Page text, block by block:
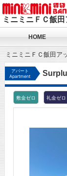
ミニミニＦＣ飯
HOME
ミニミニＦＣ飯田ア
アパート
Apartment
敷金ゼロ 礼金ゼロ